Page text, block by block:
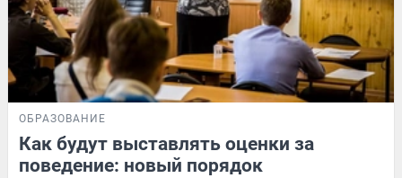
ОБРАЗОВАНИЕ
Как будут выставлять оценки за
поведение: новый порядок